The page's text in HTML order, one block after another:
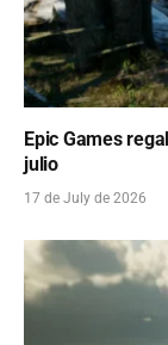
Epic Games
julio
17 de July de 2026